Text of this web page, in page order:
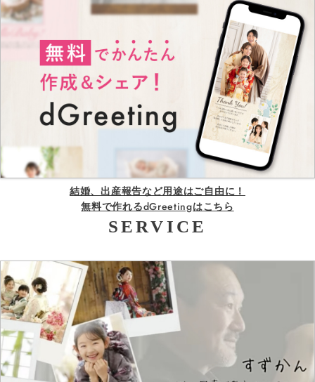
結婚、出産報告など用途はご自由に！
無料で作れるdGreetingはこちら
SERVICE